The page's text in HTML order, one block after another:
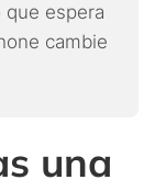
espera
cambie
una